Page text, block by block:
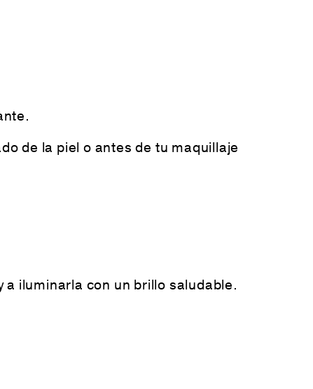
de la piel o antes de tu maquillaje
a iluminarla con un brillo saludable.